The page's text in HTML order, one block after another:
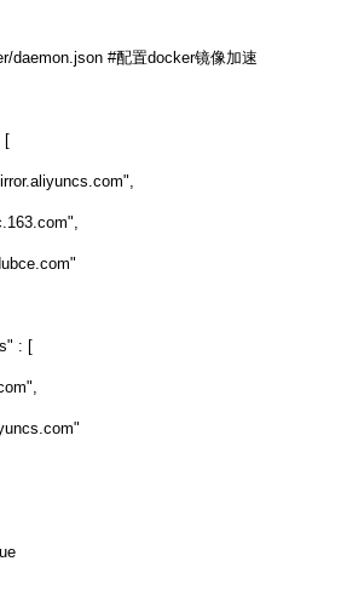
daemon.json #配置docker镜像加速
[
: [